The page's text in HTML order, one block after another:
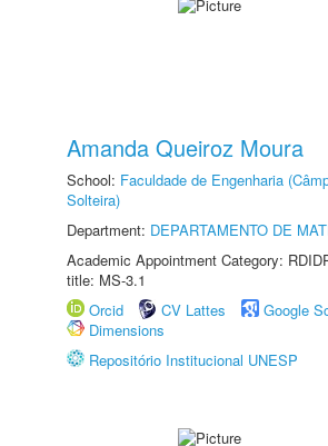
Amanda Queiroz Moura
School: Faculdade de Engenharia
Solteira)
Department: DEPARTAMENTO DE
Academic Appointment Category:
title: MS-3.1
Orcid
CV Lattes
Google
Dimensions
Repositório Institucional UNESP